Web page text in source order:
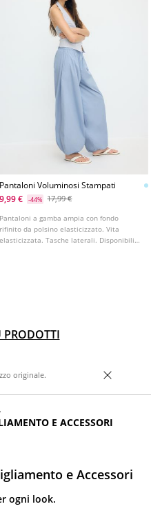
Pantaloni Voluminosi Stampati
9,99 €
-44% 17,99 €
Pantaloni a gamba ampia con fondo
rifinito da polsino elasticizzato. Vita
elasticizzata. Tasche laterali. Disponibili
PRODOTTI
originale.
E ACCESSORI
e Accessori
ogni look.